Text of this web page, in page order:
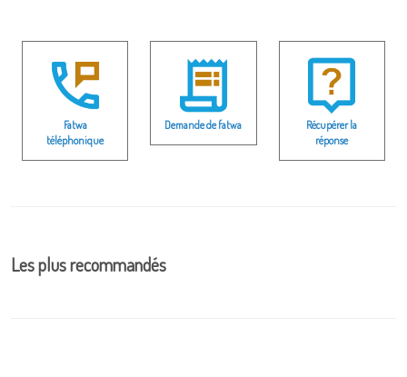
Fatwa
téléphonique
Demande de fatwa
Récupérer la
réponse
Les plus recommandés